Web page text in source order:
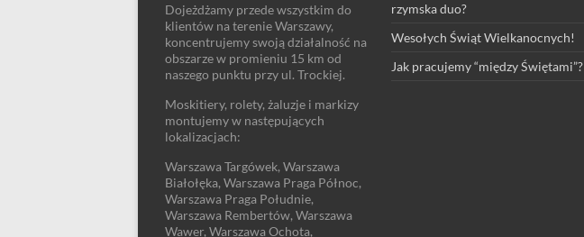
Dojeżdżamy przede wszystkim do
klientów na terenie Warszawy,
koncentrujemy swoją działalność na
obszarze w promieniu 15 km od
naszego punktu przy ul. Trockiej.
Moskitiery, rolety, żaluzje i markizy
montujemy w następujących
lokalizacjach:
Warszawa Targówek, Warszawa
Białołęka, Warszawa Praga Północ,
Warszawa Praga Południe,
Warszawa Rembertów, Warszawa
Wawer, Warszawa Ochota,
rzymska duo?
Wesołych Świąt Wielkanocnych!
Jak pracujemy “między Świętami”?